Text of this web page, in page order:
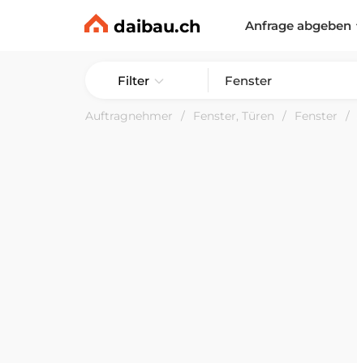
daibau.ch Anfrage abgeben
Filter
Auftragnehmer Fenster, Türen Fenster